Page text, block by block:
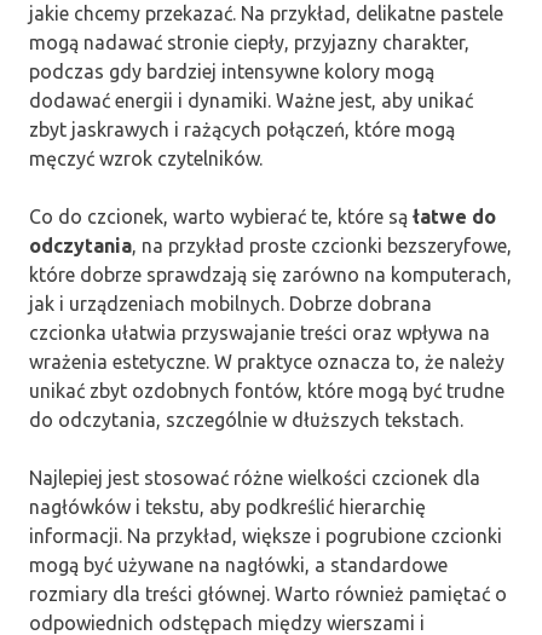
jakie chcemy przekazać. Na przykład, delikatne pastele
mogą nadawać stronie ciepły, przyjazny charakter,
podczas gdy bardziej intensywne kolory mogą
dodawać energii i dynamiki. Ważne jest, aby unikać
zbyt jaskrawych i rażących połączeń, które mogą
męczyć wzrok czytelników.
Co do czcionek, warto wybierać te, które są łatwe do
odczytania , na przykład proste czcionki bezszeryfowe,
które dobrze sprawdzają się zarówno na komputerach,
jak i urządzeniach mobilnych. Dobrze dobrana
czcionka ułatwia przyswajanie treści oraz wpływa na
wrażenia estetyczne. W praktyce oznacza to, że należy
unikać zbyt ozdobnych fontów, które mogą być trudne
do odczytania, szczególnie w dłuższych tekstach.
Najlepiej jest stosować różne wielkości czcionek dla
nagłówków i tekstu, aby podkreślić hierarchię
informacji. Na przykład, większe i pogrubione czcionki
mogą być używane na nagłówki, a standardowe
rozmiary dla treści głównej. Warto również pamiętać o
odpowiednich odstępach między wierszami i